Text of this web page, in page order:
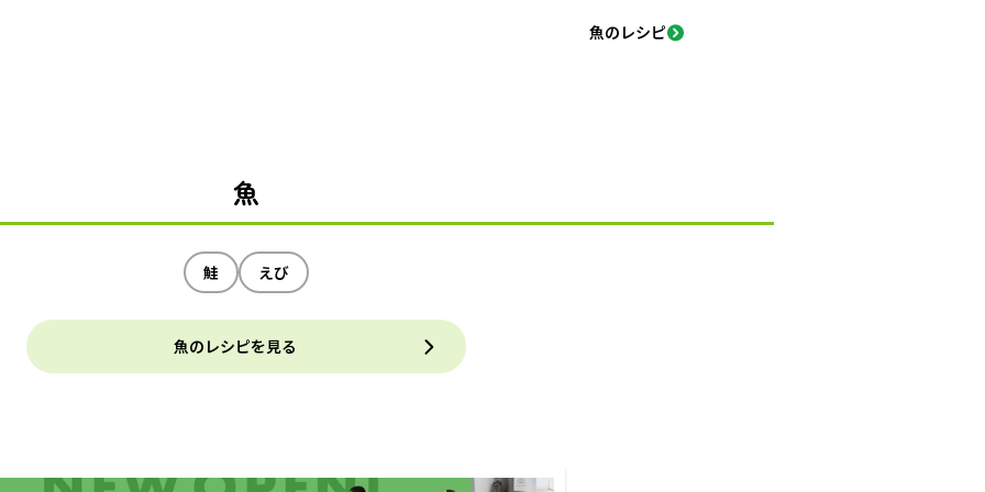
魚のレシピ
魚
鮭 えび
魚のレシピを見る